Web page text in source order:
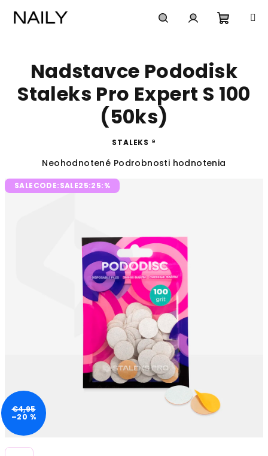
košík
Nadstavce Pododisk
Staleks Pro Expert S 100
(50ks)
STALEKS ®
Priemerné
produktu
hviezdičiek.
Neohodnotené Podrobnosti hodnotenia
SALECODE:SALE25:25:%
€4,95
–20 %